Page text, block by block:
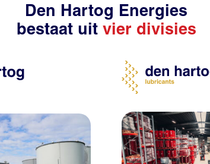
Den Hartog Energies
bestaat uit vier divisies